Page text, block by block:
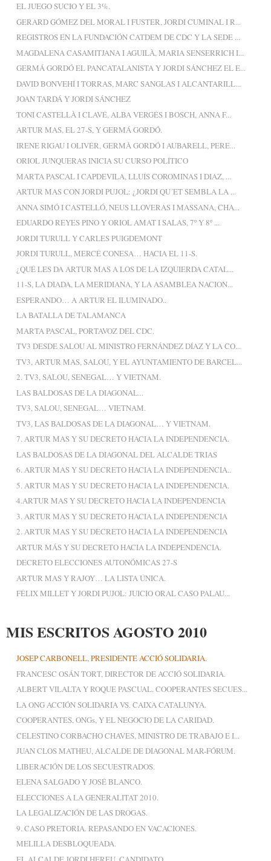
EL JUEGO SUCIO Y EL 3%.
GERARD GÓMEZ DEL MORAL I FUSTER, JORDI CUMINAL I R...
REGISTROS EN LA FUNDACIÓN CATDEM DE CDC Y LA SEDE ...
MAGDALENA CASAMITJANA I AGUILÀ, MARIA SENSERRICH I...
GERMÁ GORDÓ EL PANCATALANISTA Y JORDI SÁNCHEZ EL E...
DAVID BONVEHÍ I TORRAS, MARC SANGLAS I ALCANTARILL...
JOAN TARDÁ Y JORDI SÁNCHEZ
TONI CASTELLÀ I CLAVÉ, ALBA VERGÉS I BOSCH, ANNA F...
ARTUR MAS, EL 27-S, Y GERMÁ GORDÓ.
IRENE RIGAU I OLIVÉR, GERMÀ GORDÓ I AUBARELL, PERE...
ORIOL JUNQUERAS INICIA SU CURSO POLÍTICO
MARTA PASCAL I CAPDEVILA, LLUÍS COROMINAS I DIAZ, ...
ARTUR MAS CON JORDI PUJOL: ¿JORDI QU´ET SEMBLA LA ...
ANNA SIMÓ I CASTELLÓ, NEUS LLOVERAS I MASSANA, CHA...
EDUARDO REYES PINO Y ORIOL AMAT I SALAS, 7º Y 8º ...
JORDI TURULL Y CARLES PUIGDEMONT
JORDI TURULL, MERCÉ CONESA… HACIA EL 11-S.
¿QUÉ LES DA ARTUR MAS A LOS DE LA IZQUIERDA CATAL...
11-S, LA DIADA, LA MERIDIANA, Y LA ASAMBLEA NACION...
ESPERANDO… A ARTUR EL ILUMINADO..
LA BATALLA DE TALAMANCA
MARTA PASCAL, PORTAVOZ DEL CDC.
TV3 DESDE SALOU AL MINISTRO FERNÁNDEZ DÍAZ Y LA CO...
TV3, ARTUR MAS, SALOU, Y EL AYUNTAMIENTO DE BARCEL...
2. TV3, SALOU, SENEGAL… Y VIETNAM.
LAS BALDOSAS DE LA DIAGONAL...
TV3, SALOU, SENEGAL… VIETNAM.
TV3, LAS BALDOSAS DE LA DIAGONAL… Y VIETNAM.
7. ARTUR MAS Y SU DECRETO HACIA LA INDEPENDENCIA.
LAS BALDOSAS DE LA DIAGONAL DEL ALCALDE TRIAS
6. ARTUR MAS Y SU DECRETO HACIA LA INDEPENDENCIA..
5. ARTUR MAS Y SU DECRETO HACIA LA INDEPENDENCIA.
4.ARTUR MAS Y SU DECRETO HACIA LA INDEPENDENCIA
3. ARTUR MAS Y SU DECRETO HACIA LA INDEPENDENCIA
2. ARTUR MAS Y SU DECRETO HACIA LA INDEPENDENCIA
ARTUR MÁS Y SU DECRETO HACIA LA INDEPENDENCIA.
DECRETO ELECCIONES AUTONÓMICAS 27-S
ARTUR MAS Y RAJOY… LA LISTA ÚNICA.
FÉLIX MILLET Y JORDI PUJOL: JUICIO ORAL CASO PALAU...
MIS ESCRITOS AGOSTO 2010
JOSEP CARBONELL, PRESIDENTE ACCIÓ SOLIDARIA.
FRANCESC OSÁN TORT, DIRECTOR DE ACCIÓ SOLIDARIA.
ALBERT VILALTA Y ROQUE PASCUAL. COOPERANTES SECUES...
LA ONG ACCIÓN SOLIDARIA VS. CAIXA CATALUNYA.
COOPERANTES, ONGs, Y EL NEGOCIO DE LA CARIDAD.
CELESTINO CORBACHO CHAVES, MINISTRO DE TRABAJO E I...
JUAN CLOS MATHEU, ALCALDE DE DIAGONAL MAR-FÓRUM.
LIBERACIÓN DE LOS SECUESTRADOS.
ELENA SALGADO Y JOSÉ BLANCO.
ELECCIONES A LA GENERALITAT 2010.
LA LEGALIZACIÓN DE LAS DROGAS.
9. CASO PRETORIA. REPASANDO EN VACACIONES.
MELILLA DESBLOQUEADA.